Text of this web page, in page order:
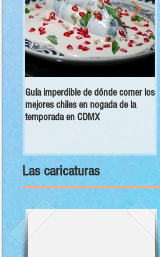
Guía imperdible de dónde comer los
mejores chiles en nogada de la
temporada en CDMX
Las caricaturas